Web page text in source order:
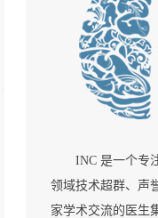
INC 是一个专
领域技术超群、声
家学术交流的医生